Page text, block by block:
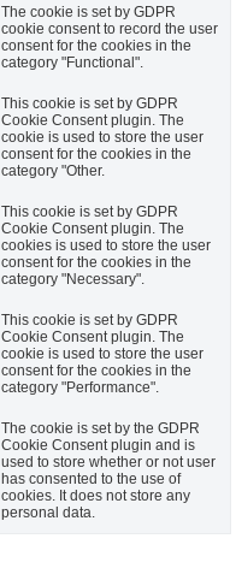
The cookie is set by GDPR
cookie consent to record the user
consent for the cookies in the
category "Functional".
This cookie is set by GDPR
Cookie Consent plugin. The
cookie is used to store the user
consent for the cookies in the
category "Other.
This cookie is set by GDPR
Cookie Consent plugin. The
cookies is used to store the user
consent for the cookies in the
category "Necessary".
This cookie is set by GDPR
Cookie Consent plugin. The
cookie is used to store the user
consent for the cookies in the
category "Performance".
The cookie is set by the GDPR
Cookie Consent plugin and is
used to store whether or not user
has consented to the use of
cookies. It does not store any
personal data.